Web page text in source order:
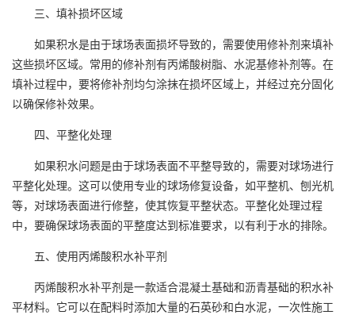
三、填补损坏区域
如果积水是由于球场表面损坏导致的，需要使用修补剂来填补
这些损坏区域。常用的修补剂有丙烯酸树脂、水泥基修补剂等。在
填补过程中，要将修补剂均匀涂抹在损坏区域上，并经过充分固化
以确保修补效果。
四、平整化处理
如果积水问题是由于球场表面不平整导致的，需要对球场进行
平整化处理。这可以使用专业的球场修复设备，如平整机、刨光机
等，对球场表面进行修整，使其恢复平整状态。平整化处理过程
中，要确保球场表面的平整度达到标准要求，以有利于水的排除。
五、使用丙烯酸积水补平剂
丙烯酸积水补平剂是一款适合混凝土基础和沥青基础的积水补
平材料。它可以在配料时添加大量的石英砂和白水泥，一次性施工